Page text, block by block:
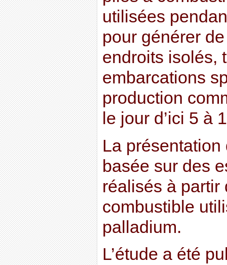
utilisées
pour générer
endroits isolés,
embarcations
production
le jour d’ici 5 à
La
basée sur des
réalisés à partir
combustible
palladium.
L’étude a été